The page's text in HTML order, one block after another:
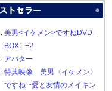
美男<イケメン>ですねDVD-
BOX1 +2
アバター
特典映像 美男〈イケメン〉
ですね ~愛と友情のメイキン